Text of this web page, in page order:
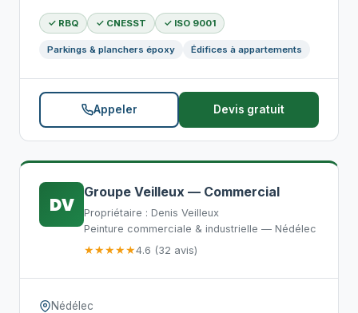
✓ RBQ ✓ CNESST ✓ ISO 9001
Parkings & planchers époxy Édifices à appartements
Appeler Devis gratuit
DV
Groupe Veilleux — Commercial
Propriétaire : Denis Veilleux
Peinture commerciale & industrielle — Nédélec
★★★★★4.6 (32 avis)
Nédélec